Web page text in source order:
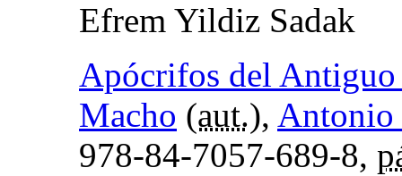
Efrem Yildiz Sadak
Apócrifos del Antiguo
Macho (aut.), Antonio
978-84-7057-689-8,